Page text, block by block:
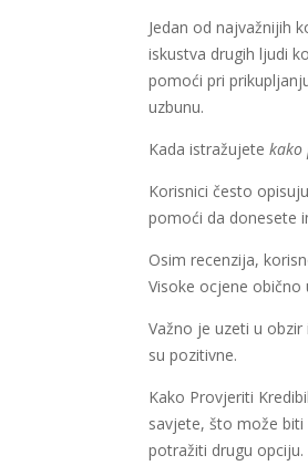
Jedan od najvažnijih
iskustva drugih ljudi
pomoći pri
uzbunu.
Kada istražujetekako
Korisnici često
pomoći da donesete
Osim recenzija,
Visoke ocjene obično
Važno je uzeti u
su pozitivne.
Kako Provjeriti
savjete, što može
potražiti drugu opciju.